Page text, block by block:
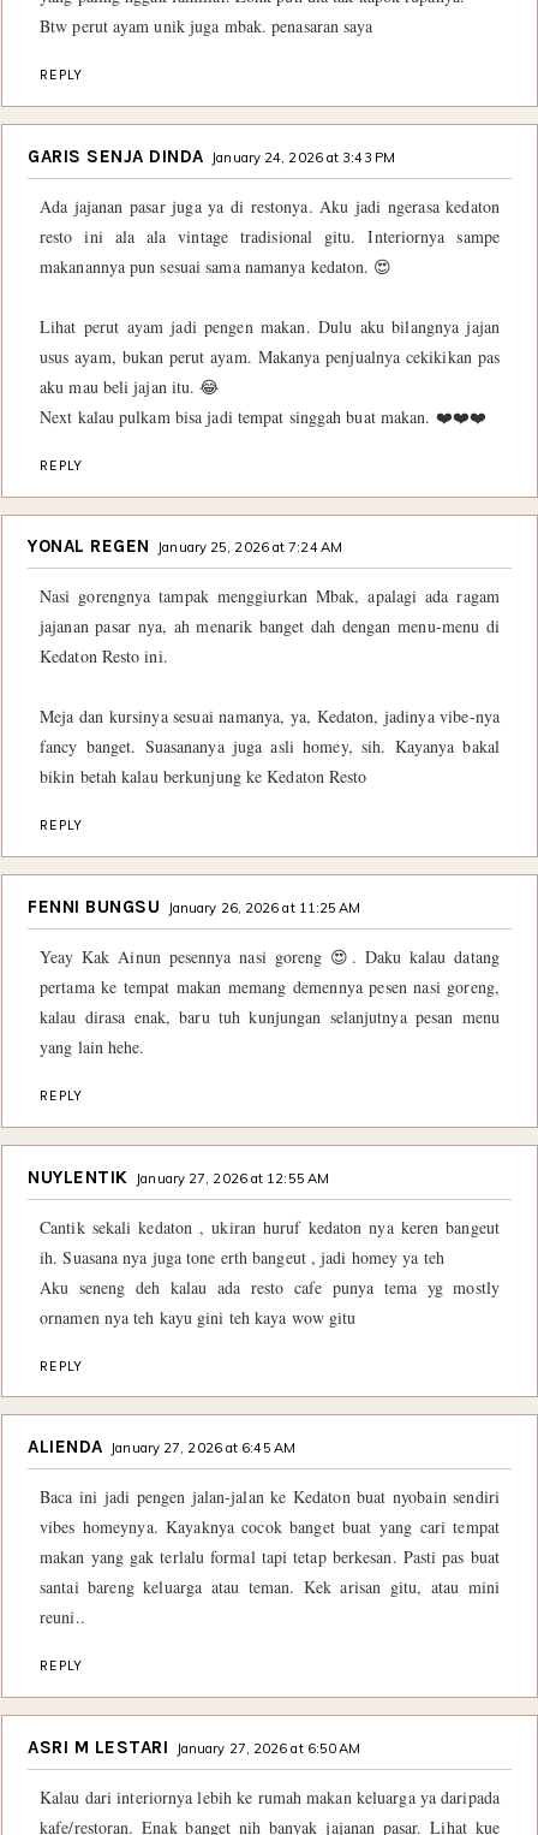
Btw perut ayam unik juga mbak. penasaran saya
REPLY
GARIS SENJA DINDA January 24, 2026 at 3:43 PM
Ada jajanan pasar juga ya di restonya. Aku jadi ngerasa kedaton
resto ini ala ala vintage tradisional gitu. Interiornya sampe
makanannya pun sesuai sama namanya kedaton. 😍
Lihat perut ayam jadi pengen makan. Dulu aku bilangnya jajan
usus ayam, bukan perut ayam. Makanya penjualnya cekikikan pas
aku mau beli jajan itu. 😂
Next kalau pulkam bisa jadi tempat singgah buat makan. ❤️❤️❤️
REPLY
YONAL REGEN January 25, 2026 at 7:24 AM
Nasi gorengnya tampak menggiurkan Mbak, apalagi ada ragam
jajanan pasar nya, ah menarik banget dah dengan menu-menu di
Kedaton Resto ini.
Meja dan kursinya sesuai namanya, ya, Kedaton, jadinya vibe-nya
fancy banget. Suasananya juga asli homey, sih. Kayanya bakal
bikin betah kalau berkunjung ke Kedaton Resto
REPLY
FENNI BUNGSU January 26, 2026 at 11:25 AM
Yeay Kak Ainun pesennya nasi goreng 😍. Daku kalau datang
pertama ke tempat makan memang demennya pesen nasi goreng,
kalau dirasa enak, baru tuh kunjungan selanjutnya pesan menu
yang lain hehe.
REPLY
NUYLENTIK January 27, 2026 at 12:55 AM
Cantik sekali kedaton , ukiran huruf kedaton nya keren bangeut
ih. Suasana nya juga tone erth bangeut , jadi homey ya teh
Aku seneng deh kalau ada resto cafe punya tema yg mostly
ornamen nya teh kayu gini teh kaya wow gitu
REPLY
ALIENDA January 27, 2026 at 6:45 AM
Baca ini jadi pengen jalan-jalan ke Kedaton buat nyobain sendiri
vibes homeynya. Kayaknya cocok banget buat yang cari tempat
makan yang gak terlalu formal tapi tetap berkesan. Pasti pas buat
santai bareng keluarga atau teman. Kek arisan gitu, atau mini
reuni..
REPLY
ASRI M LESTARI January 27, 2026 at 6:50 AM
Kalau dari interiornya lebih ke rumah makan keluarga ya daripada
kafe/restoran. Enak banget nih banyak jajanan pasar. Lihat kue